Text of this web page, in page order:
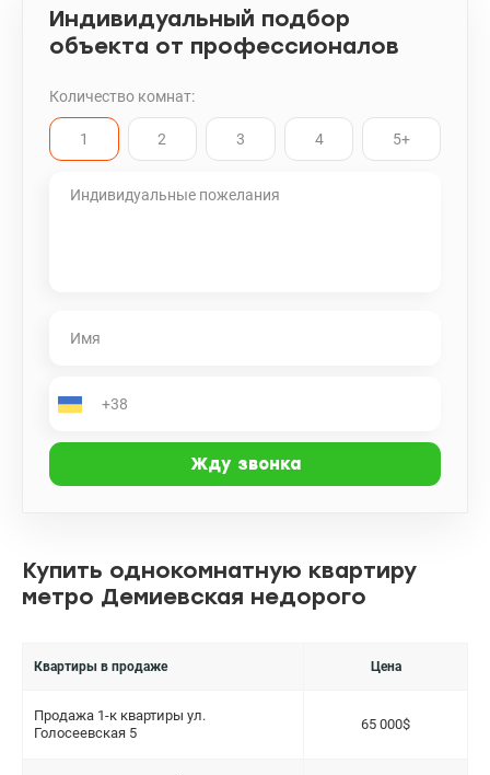
Индивидуальный подбор
объекта от профессионалов
Количество комнат:
1 2 3 4 5+
Купить однокомнатную квартиру
метро Демиевская недорого
Квартиры в продаже Цена
Продажа 1-к квартиры ул.
Голосеевская 5
65 000$